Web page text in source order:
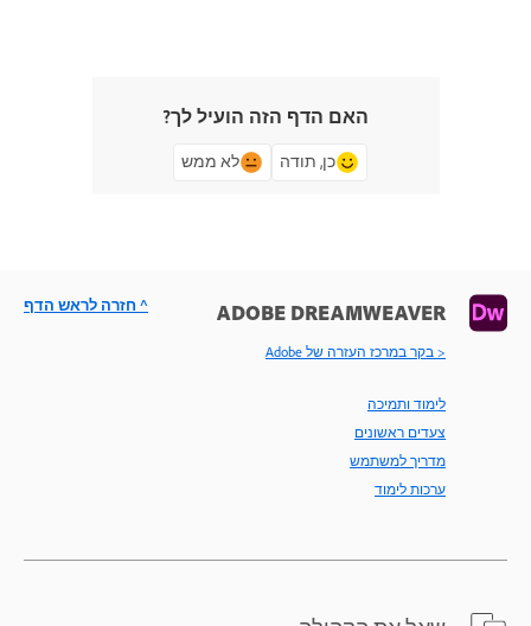
האם הדף הזה הועיל לך?
כן, תודה לא ממש
ADOBE DREAMWEAVER
< בקר במרכז העזרה של Adobe
לימוד ותמיכה
צעדים ראשונים
מדריך למשתמש
ערכות לימוד
^ חזרה לראש הדף